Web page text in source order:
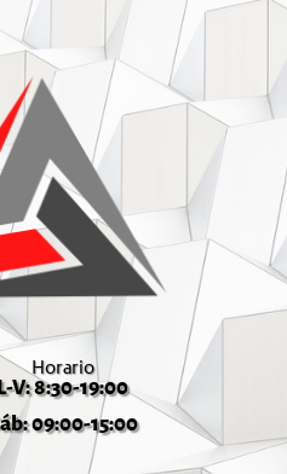
Horario
V: 8:30-19:00
09:00-15:00